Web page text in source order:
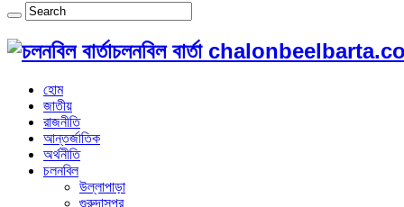
চলনবিল বার্তা
হোম
জাতীয়
রাজনীতি
আন্তর্জাতিক
অর্থনীতি
চলনবিল
উল্লাপাড়া
গুরুদাসপুর